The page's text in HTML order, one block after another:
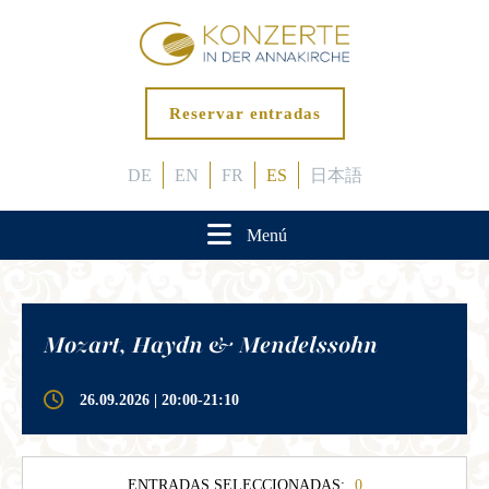
Reservar entradas
DE EN FR ES 日本語
Menú
Mozart, Haydn & Mendelssohn
26.09.2026 | 20:00-21:10
ENTRADAS SELECCIONADAS:
0